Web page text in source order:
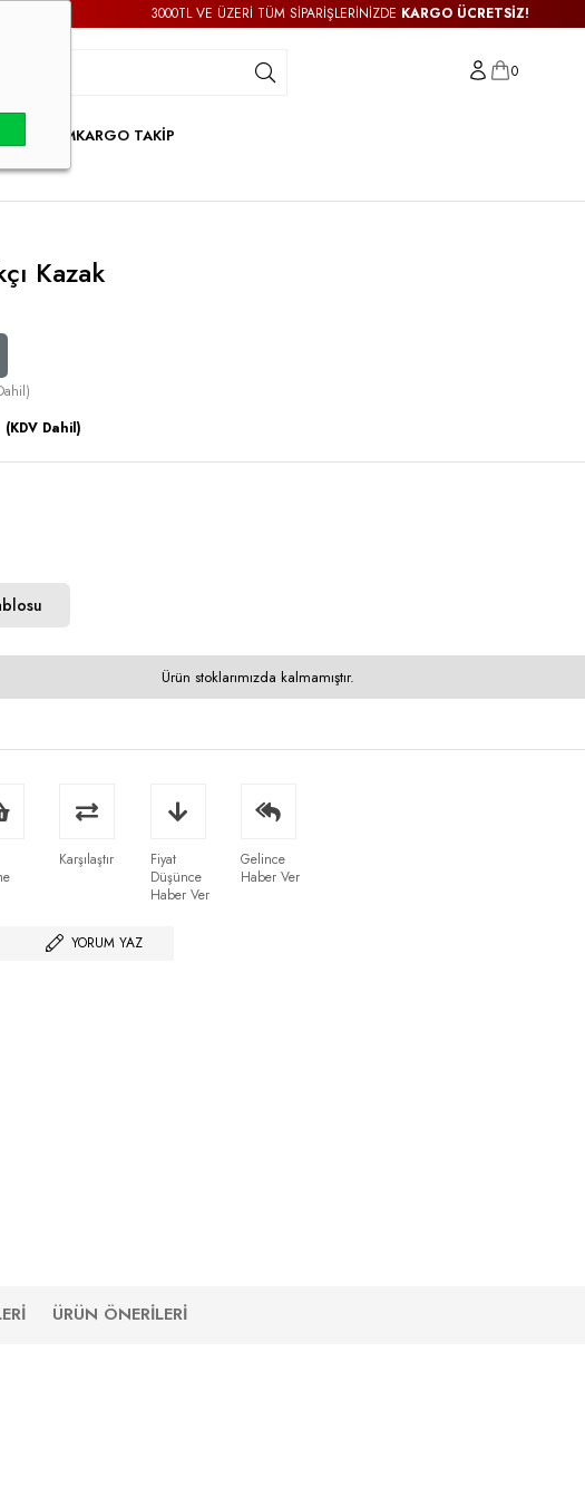
3000TL VE ÜZERİ TÜM SİPARİŞLERİNİZDE KARGO ÜCRETSİZ!
0
İNDİRİMKARGO TAKİP
Kazak
(KDV Dahil)
Ürün stoklarımızda kalmamıştır.
Karşılaştır
Fiyat
Düşünce
Haber Ver
Gelince
Haber Ver
YORUM YAZ
ÜRÜN ÖNERILERI